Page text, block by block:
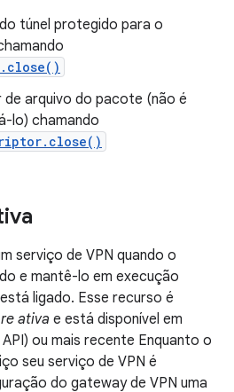
túnel protegido para o
arquivo do pacote (não é
lo) chamando
serviço de VPN quando o
e mantê-lo em execução
ligado. Esse recurso é
ativa e está disponível em
ou mais recente Enquanto o
seu serviço de VPN é
do gateway de VPN uma